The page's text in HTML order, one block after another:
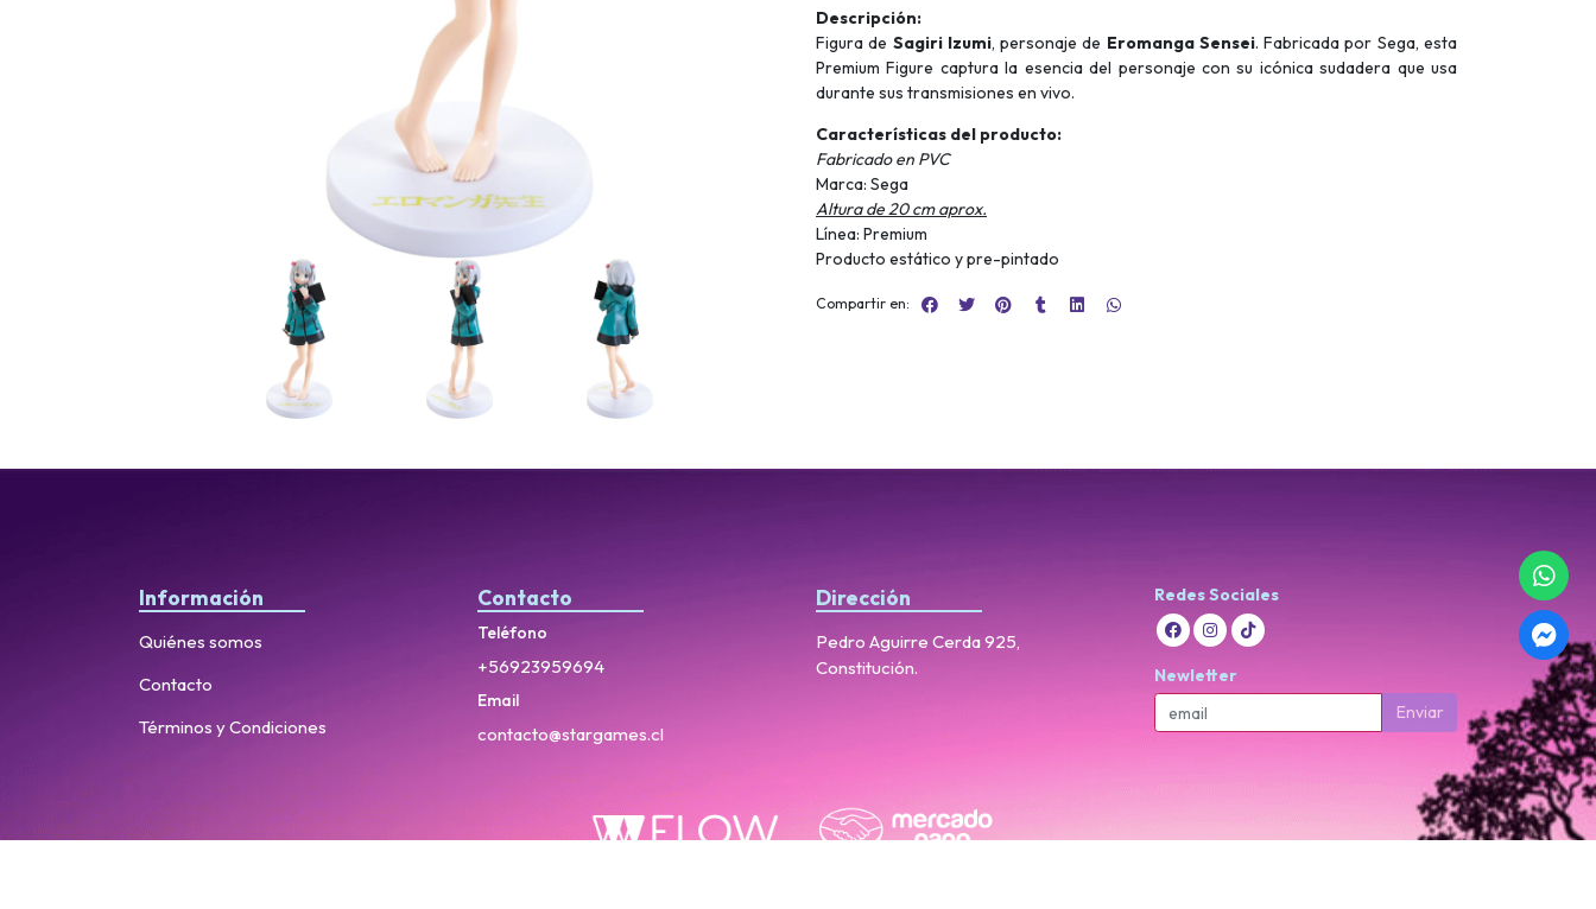
Descripción:
Figura de Sagiri Izumi, personaje de Eromanga Sensei. Fabricada por Sega, esta
Premium Figure captura la esencia del personaje con su icónica sudadera que usa
durante sus transmisiones en vivo.
Características del producto:
Fabricado en PVC
Marca: Sega
Altura de 20 cm aprox.
Línea: Premium
Producto estático y pre-pintado
Compartir en:
Información
Quiénes somos
Contacto
Términos y Condiciones
Contacto
Teléfono
+56923959694
Email
contacto@stargames.cl
Dirección
Pedro Aguirre Cerda 925,
Constitución.
Redes Sociales
Newletter
Enviar